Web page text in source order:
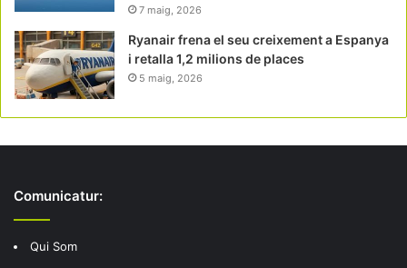
7 maig, 2026
Ryanair frena el seu creixement a Espanya
i retalla 1,2 milions de places
5 maig, 2026
Comunicatur:
Qui Som